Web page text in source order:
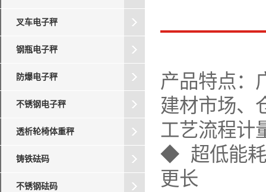
叉车电子秤
钢瓶电子秤
防爆电子秤
不锈钢电子秤
透析轮椅体重秤
铸铁砝码
不锈钢砝码
产品特点：
建材市场、
工艺流程计
◆ 超低能耗
更长